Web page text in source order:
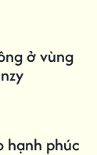
ở vùng
hạnh phúc